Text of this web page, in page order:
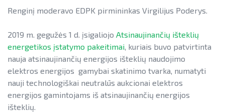
Informacija apie AEI sistemas ir
įrenginius
AIE gamybos įrenginių montuotojų
atestavimo sistema
Šilumos energijos ir biokuro sektorius
ENSMOV Plus
PA Energy
CompositeCircle
LEAPto11
StreamSAVEplus
EVE didinimo veiksmų planas
Pažangos įgyvendinant EVE tikslus
ataskaitos
Energijos tiekėjų ir įmonių sutaupymo
susitarimų įgyvendinimas
Renginį moderavo EDPK pirmininkas Virgilijus Poderys.
2019 m. gegužės 1 d. įsigaliojo Atsinaujinančių išteklių
energetikos įstatymo pakeitimai, kuriais buvo patvirtinta
nauja atsinaujinančių energijos išteklių naudojimo
elektros energijos gamybai skatinimo tvarka, numatyti
nauji technologiškai neutralūs aukcionai elektros
energijos gamintojams iš atsinaujinančių energijos
išteklių.